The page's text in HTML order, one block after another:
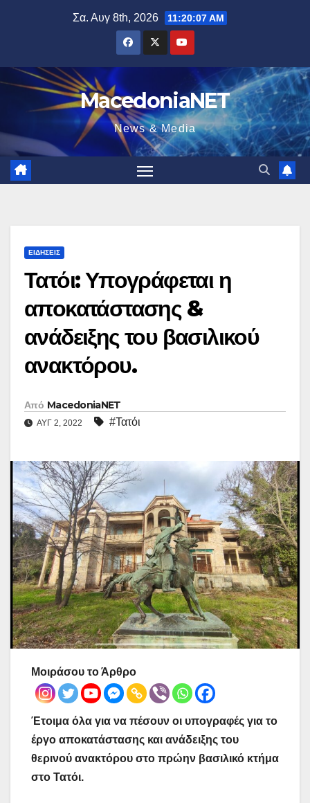
Σα. Αυγ 8th, 2026 11:20:08 AM
MacedoniaNET
News & Media
ΕΙΔΉΣΕΙΣ
Τατόι: Υπογράφεται η
αποκατάστασης &
ανάδειξης του βασιλικού
ανακτόρου.
Από MacedoniaNET
ΑΥΓ 2, 2022 #Τατόι
Μοιράσου το Άρθρο
Έτοιμα όλα για να πέσουν οι υπογραφές για το
έργο αποκατάστασης και ανάδειξης του
θερινού ανακτόρου στο πρώην βασιλικό κτήμα
στο Τατόι.